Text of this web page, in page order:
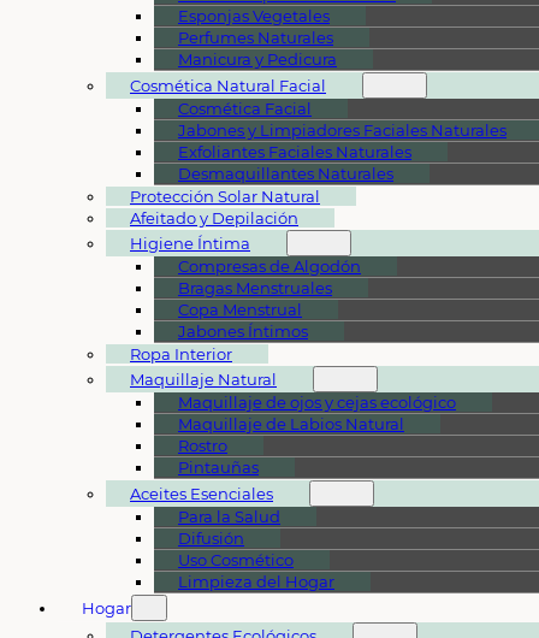
Esponjas Vegetales
Perfumes Naturales
Manicura y Pedicura
Cosmética Natural Facial
Cosmética Facial
Jabones y Limpiadores Faciales Naturales
Exfoliantes Faciales Naturales
Desmaquillantes Naturales
Protección Solar Natural
Afeitado y Depilación
Higiene Íntima
Compresas de Algodón
Bragas Menstruales
Copa Menstrual
Jabones Íntimos
Ropa Interior
Maquillaje Natural
Maquillaje de ojos y cejas ecológico
Maquillaje de Labios Natural
Rostro
Pintauñas
Aceites Esenciales
Para la Salud
Difusión
Uso Cosmético
Limpieza del Hogar
Hogar